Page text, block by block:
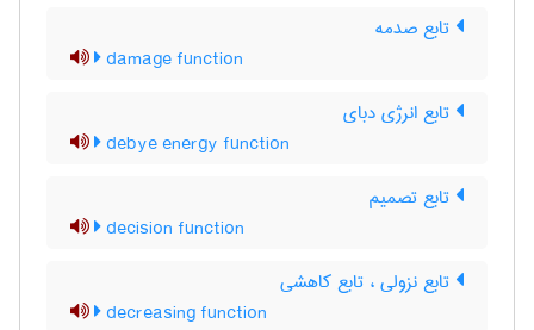
تابع صدمه
damage function
تابع انرژی دبای
debye energy function
تابع تصمیم
decision function
تابع نزولی ، تابع کاهشی
decreasing function